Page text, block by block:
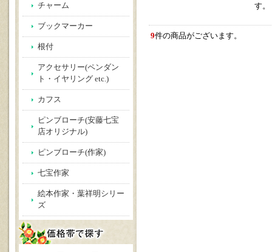
チャーム
ブックマーカー
根付
アクセサリー(ペンダン
ト・イヤリング etc.)
カフス
ピンブローチ(安藤七宝
店オリジナル)
ピンブローチ(作家)
七宝作家
絵本作家・葉祥明シリー
ズ
す。
9件の商品がございます。